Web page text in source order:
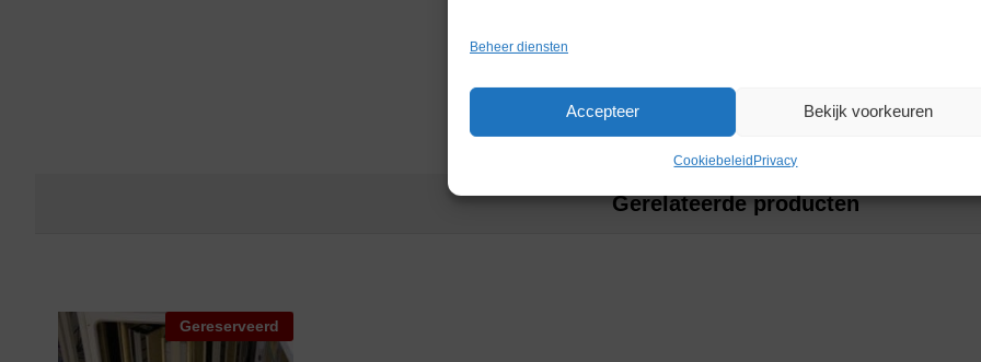
Beheer diensten
Accepteer Bekijk voorkeuren
CookiebeleidPrivacy
Roche
Gerelateerde producten
Gereserveerd